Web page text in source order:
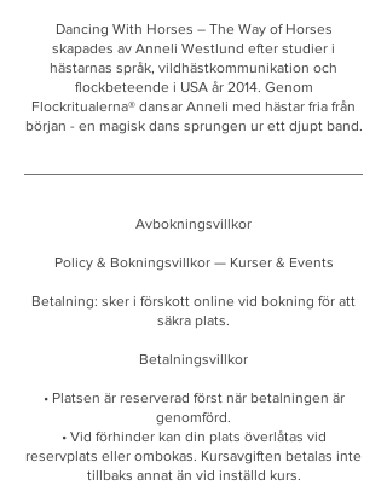
Dancing With Horses – The Way of Horses
skapades av Anneli Westlund efter studier i
hästarnas språk, vildhästkommunikation och
flockbeteende i USA år 2014. Genom
Flockritualerna® dansar Anneli med hästar fria från
början - en magisk dans sprungen ur ett djupt band.
Avbokningsvillkor
Policy & Bokningsvillkor — Kurser & Events
Betalning: sker i förskott online vid bokning för att
säkra plats.
Betalningsvillkor
• Platsen är reserverad först när betalningen är
genomförd.
• Vid förhinder kan din plats överlåtas vid
reservplats eller ombokas. Kursavgiften betalas inte
tillbaks annat än vid inställd kurs.